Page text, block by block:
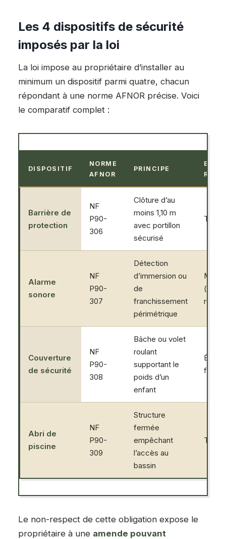
Les 4 dispositifs de sécurité
imposés par la loi
La loi impose au propriétaire d’installer au
minimum un dispositif parmi quatre, chacun
répondant à une norme AFNOR précise. Voici
le comparatif complet :
DISPOSITIF
NORME
AFNOR
PRINCIPE
Barrière de
protection
NF
P90-
306
Clôture d’au
moins 1,10 m
avec portillon
sécurisé
Très
Alarme
sonore
NF
P90-
307
Détection
d’immersion ou
de
franchissement
périmétrique
(délai
Couverture
de sécurité
NF
P90-
308
Bâche ou volet
roulant
supportant le
poids d’un
enfant
Abri de
piscine
NF
P90-
309
Structure
fermée
empêchant
l’accès au
bassin
Très
Le non-respect de cette obligation expose le
propriétaire à une amende pouvant